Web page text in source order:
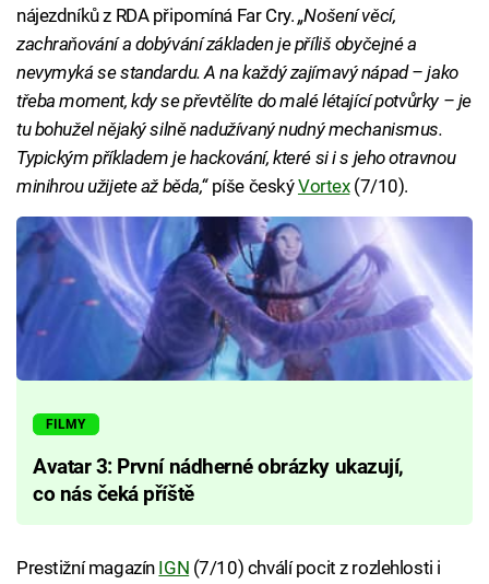
nájezdníků z RDA připomíná Far Cry. „Nošení věcí,
zachraňování a dobývání základen je příliš obyčejné a
nevymyká se standardu. A na každý zajímavý nápad – jako
třeba moment, kdy se převtělíte do malé létající potvůrky – je
tu bohužel nějaký silně nadužívaný nudný mechanismus.
Typickým příkladem je hackování, které si i s jeho otravnou
minihrou užijete až běda,“píše českýVortex(7/10).
FILMY
Avatar 3: První nádherné obrázky ukazují,
co nás čeká příště
Prestižní magazín IGN (7/10) chválí pocit z rozlehlosti i